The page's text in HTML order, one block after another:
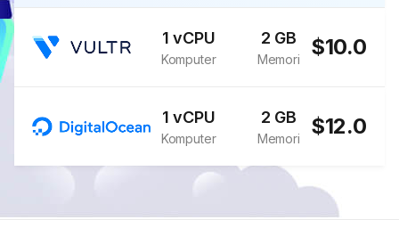
1 vCPU
Komputer
2 GB
Memori $10.0
1 vCPU
Komputer
2 GB
Memori $12.0